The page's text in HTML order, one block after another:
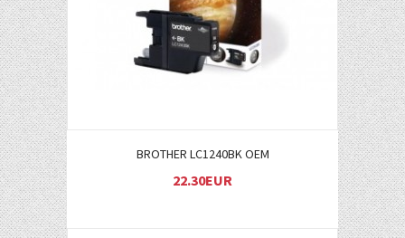
BROTHER LC1240BK OEM
22.30EUR